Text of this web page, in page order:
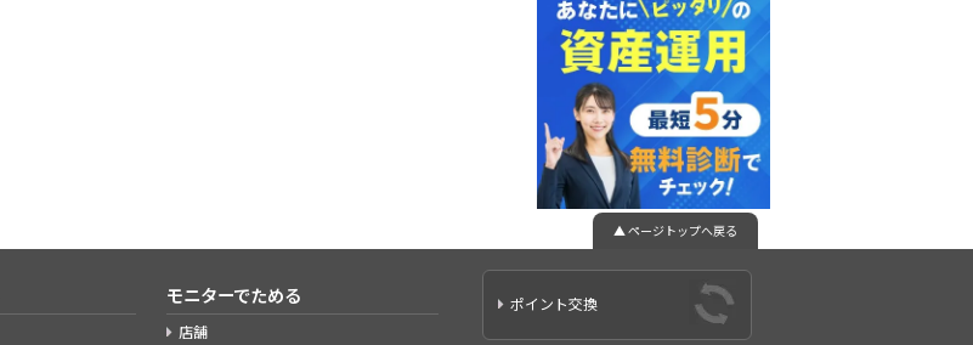
▲ ページトップへ戻る
モニターでためる
店舗
ポイント交換